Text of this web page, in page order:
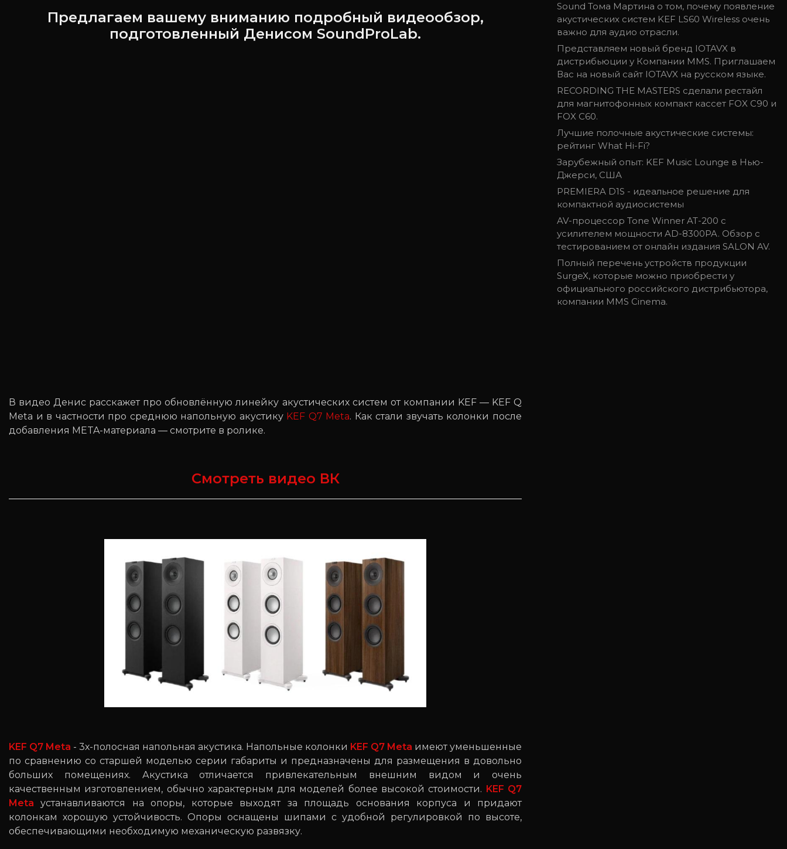
Предлагаем вашему вниманию подробный видеообзор,
подготовленный Денисом SoundProLab.
В видео Денис расскажет про обновлённую линейку акустических систем от компании KEF — KEF Q
Meta и в частности про среднюю напольную акустику KEF Q7 Meta. Как стали звучать колонки после
добавления META-материала — смотрите в ролике.
Смотреть видео ВК
KEF Q7 Meta - 3х-полосная напольная акустика. Напольные колонки KEF Q7 Meta имеют уменьшенные
по сравнению со старшей моделью серии габариты и предназначены для размещения в довольно
больших помещениях. Акустика отличается привлекательным внешним видом и очень
качественным изготовлением, обычно характерным для моделей более высокой стоимости. KEF Q7
Meta устанавливаются на опоры, которые выходят за площадь основания корпуса и придают
колонкам хорошую устойчивость. Опоры оснащены шипами с удобной регулировкой по высоте,
обеспечивающими необходимую механическую развязку.
Sound Тома Мартина о том, почему появление
акустических систем KEF LS60 Wireless очень
важно для аудио отрасли.
Представляем новый бренд IOTAVX в
дистрибьюции у Компании MMS. Приглашаем
Вас на новый сайт IOTAVX на русском языке.
RECORDING THE MASTERS сделали рестайл
для магнитофонных компакт кассет FOX C90 и
FOX C60.
Лучшие полочные акустические системы:
рейтинг What Hi-Fi?
Зарубежный опыт: KEF Music Lounge в Нью-
Джерси, США
PREMIERA D1S - идеальное решение для
компактной аудиосистемы
AV-процессор Tone Winner AT-200 с
усилителем мощности AD-8300PA. Обзор с
тестированием от онлайн издания SALON AV.
Полный перечень устройств продукции
SurgeX, которые можно приобрести у
официального российского дистрибьютора,
компании MMS Cinema.